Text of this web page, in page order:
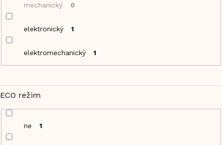
mechanický 0
elektronický 1
elektromechanický 1
ECO režim
ne 1